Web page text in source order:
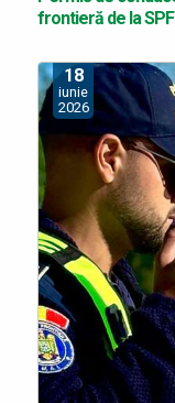
frontieră de la
18
iunie
2026